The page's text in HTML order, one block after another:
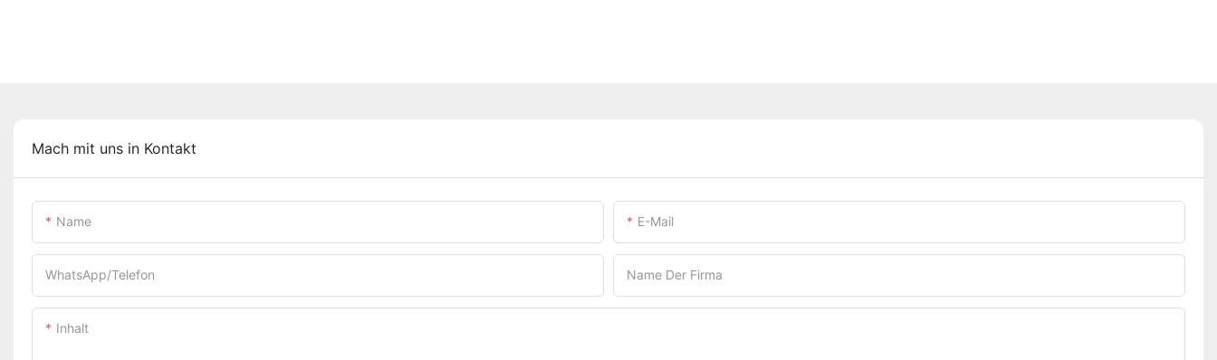
Mach mit uns in Kontakt
Name E-Mail
WhatsApp/Telefon Name Der Firma
Inhalt